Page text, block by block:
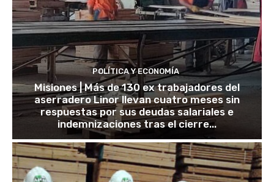
POLÍTICA Y ECONOMÍA
Misiones | Más de 130 ex trabajadores del
aserradero Linor llevan cuatro meses sin
respuestas por sus deudas salariales e
indemnizaciones tras el cierre...